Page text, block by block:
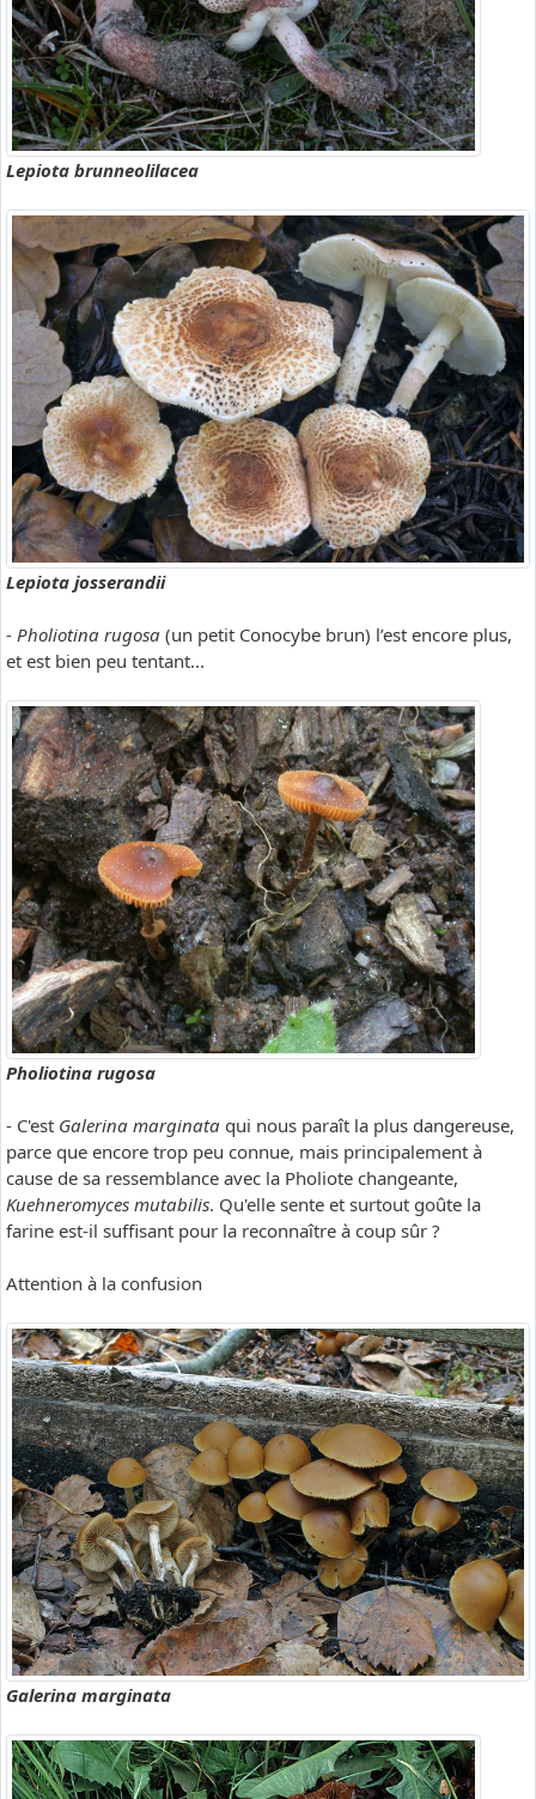
Lepiota brunneolilacea
Lepiota josserandii
- Pholiotina rugosa (un petit Conocybe brun) l’est encore plus,
et est bien peu tentant...
Pholiotina rugosa
- C'est Galerina marginata qui nous paraît la plus dangereuse,
parce que encore trop peu connue, mais principalement à
cause de sa ressemblance avec la Pholiote changeante,
Kuehneromyces mutabilis. Qu'elle sente et surtout goûte la
farine est-il suffisant pour la reconnaître à coup sûr ?
Attention à la confusion
Galerina marginata